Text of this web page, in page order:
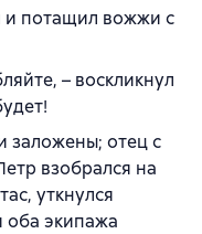
и потащил вожжи с
– воскликнул
заложены; отец с
взобрался на
уткнулся
оба экипажа